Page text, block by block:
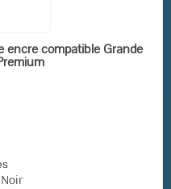
compatible Grande